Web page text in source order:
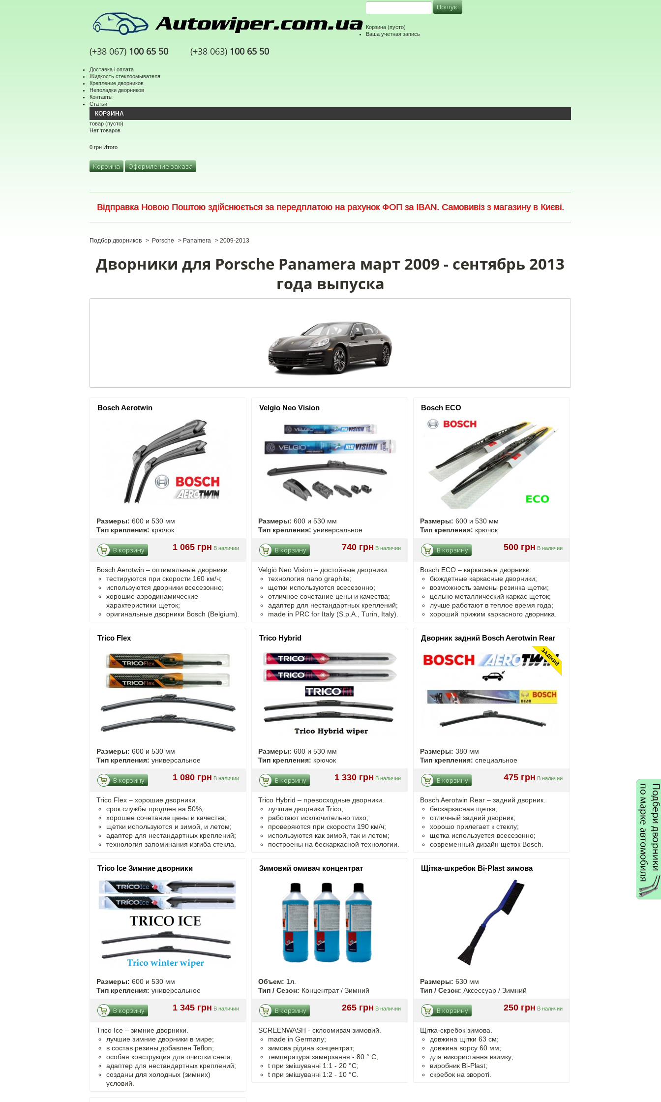
(+38 067) 100 65 50 (+38 063) 100 65 50
Корзина (пусто)
Ваша учетная запись
Доставка і оплата
Жидкость стеклоомывателя
Крепление дворников
Неполадки дворников
Контакты
Статьи
КОРЗИНА
товар (пусто)
Нет товаров
0 грн Итого
Корзина Оформление заказа
Відправка Новою Поштою здійснюється за передплатою на рахунок ФОП за IBAN. Самовивіз з магазину в Києві.
Подбор дворников > Porsche > Panamera > 2009-2013
Дворники для Porsche Panamera март 2009 - сентябрь 2013
года выпуска
Bosch Aerotwin
Размеры: 600 и 530 мм
Тип крепления: крючок
1 065 грн В наличии
В корзину
Bosch Aerotwin – оптимальные дворники.
тестируются при скорости 160 км/ч;
используются дворники всесезонно;
хорошие аэродинамические
характеристики щеток;
оригинальные дворники Bosch (Belgium).
Velgio Neo Vision
Размеры: 600 и 530 мм
Тип крепления: универсальное
740 грн В наличии
В корзину
Velgio Neo Vision – достойные дворники.
технология nano graphite;
щетки используются всесезонно;
отличное сочетание цены и качества;
адаптер для нестандартных креплений;
made in PRC for Italy (S.p.A., Turin, Italy).
Bosch ECO
Размеры: 600 и 530 мм
Тип крепления: крючок
500 грн В наличии
В корзину
Bosch ECO – каркасные дворники.
бюждетные каркасные дворники;
возможность замены резинка щетки;
цельно металлический каркас щеток;
лучше работают в теплое время года;
хороший прижим каркасного дворника.
Trico Flex
Размеры: 600 и 530 мм
Тип крепления: универсальное
1 080 грн В наличии
В корзину
Trico Flex – хорошие дворники.
срок службы продлен на 50%;
хорошее сочетание цены и качества;
щетки используются и зимой, и летом;
адаптер для нестандартных креплений;
технология запоминания изгиба стекла.
Trico Hybrid
Размеры: 600 и 530 мм
Тип крепления: крючок
1 330 грн В наличии
В корзину
Trico Hybrid – превосходные дворники.
лучшие дворники Trico;
работают исключительно тихо;
проверяются при скорости 190 км/ч;
используются как зимой, так и летом;
построены на бескаркасной технологии.
Дворник задний Bosch Aerotwin Rear
Размеры: 380 мм
Тип крепления: специальное
475 грн В наличии
В корзину
Bosch Aerotwin Rear – задний дворник.
бескаркасная щетка;
отличный задний дворник;
хорошо прилегает к стеклу;
щетка используется всесезонно;
современный дизайн щеток Bosch.
Trico Ice Зимние дворники
Размеры: 600 и 530 мм
Тип крепления: универсальное
1 345 грн В наличии
В корзину
Trico Ice – зимние дворники.
лучшие зимние дворники в мире;
в состав резины добавлен Teflon;
особая конструкция для очистки снега;
адаптер для нестандартных креплений;
созданы для холодных (зимних)
условий.
Зимовий омивач концентрат
Объем: 1л.
Тип / Сезон: Концентрат / Зимний
265 грн В наличии
В корзину
SCREENWASH - cклоомивач зимовий.
made in Germany;
зимова рідина концентрат;
температура замерзання - 80 ° C;
t при змішуванні 1:1 - 20 °C;
t при змішуванні 1:2 - 10 °C.
Щітка-шкребок Bi-Plast зимова
Размеры: 630 мм
Тип / Сезон: Аксессуар / Зимний
250 грн В наличии
В корзину
Щітка-скребок зимова.
довжина щітки 63 см;
довжина ворсу 60 мм;
для використання взимку;
виробник Bi-Plast;
скребок на звороті.